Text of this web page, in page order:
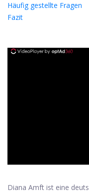
Häufig gestellte Fragen
Fazit
Diana Amft ist eine